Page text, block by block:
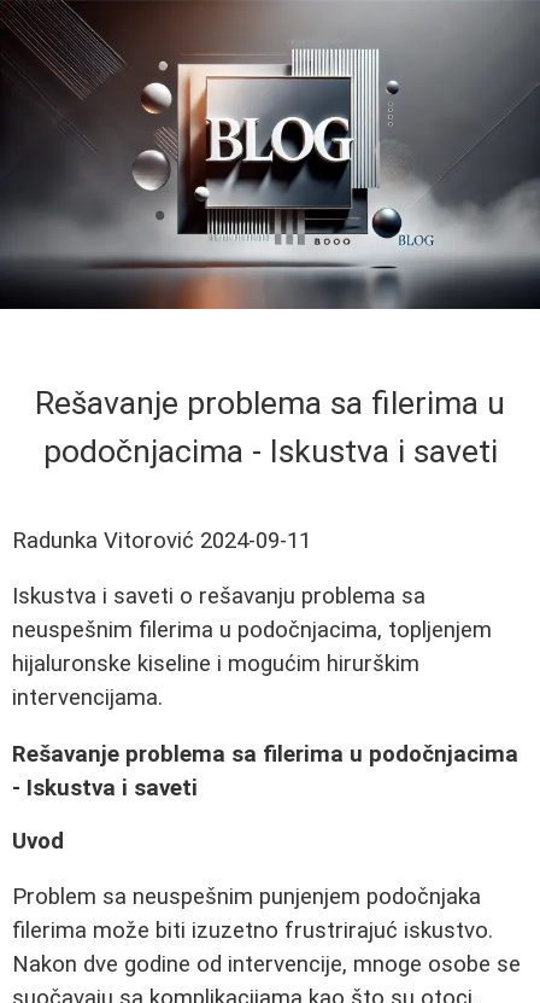
Rešavanje problema sa filerima u
podočnjacima - Iskustva i saveti
Radunka Vitorović 2024-09-11
Iskustva i saveti o rešavanju problema sa
neuspešnim filerima u podočnjacima, topljenjem
hijaluronske kiseline i mogućim hirurškim
intervencijama.
Rešavanje problema sa filerima u podočnjacima
- Iskustva i saveti
Uvod
Problem sa neuspešnim punjenjem podočnjaka
filerima može biti izuzetno frustrirajuć iskustvo.
Nakon dve godine od intervencije, mnoge osobe se